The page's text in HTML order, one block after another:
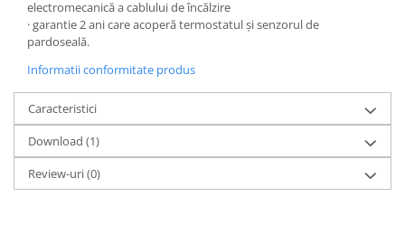
electromecanică a cablului de încălzire
· garantie 2 ani care acoperă termostatul și senzorul de
pardoseală.
Informatii conformitate produs
Caracteristici
Download (1)
Review-uri(0)